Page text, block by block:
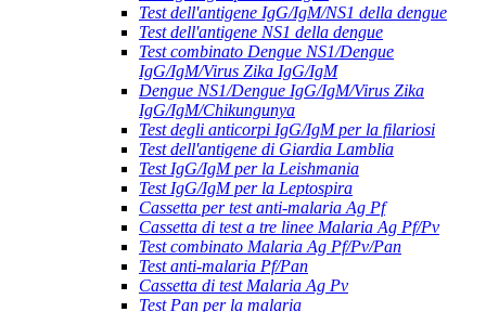
Test dell'antigene IgG/IgM/NS1 della dengue
Test dell'antigene NS1 della dengue
Test combinato Dengue NS1/Dengue
IgG/IgM/Virus Zika IgG/IgM
Dengue NS1/Dengue IgG/IgM/Virus Zika
IgG/IgM/Chikungunya
Test degli anticorpi IgG/IgM per la filariosi
Test dell'antigene di Giardia Lamblia
Test IgG/IgM per la Leishmania
Test IgG/IgM per la Leptospira
Cassetta per test anti-malaria Ag Pf
Cassetta di test a tre linee Malaria Ag Pf/Pv
Test combinato Malaria Ag Pf/Pv/Pan
Test anti-malaria Pf/Pan
Cassetta di test Malaria Ag Pv
Test Pan per la malaria